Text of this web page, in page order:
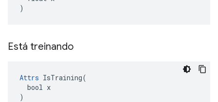
)
Está treinando
Attrs IsTraining(
  bool x
)